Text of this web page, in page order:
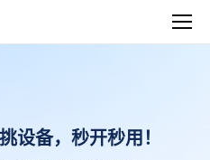
设备，秒开秒用！